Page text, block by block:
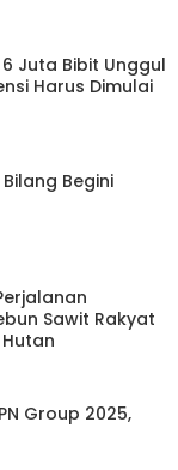
6 Juta Bibit Unggul
Harus Dimulai
Bilang Begini
Sawit Rakyat
Group 2025,